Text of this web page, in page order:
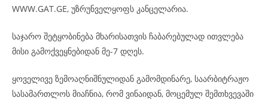
WWW.GAT.GE, უზრუნველყოფს კანცელარია.
საჯარო შეტყობინება მხარისათვის ჩაბარებულად ითვლება
მისი გამოქვეყნებიდან მე-7 დღეს.
ყოველივე ზემოაღნიშნულიდან გამომდინარე, საარბიტრაჟო
სასამართლოს მიაჩნია, რომ ვინაიდან, მოცემულ შემთხვევაში